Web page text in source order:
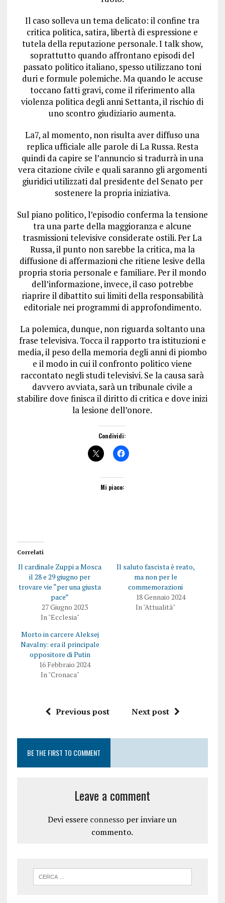
Il caso solleva un tema delicato: il confine tra
critica politica, satira, libertà di espressione e
tutela della reputazione personale. I talk show,
soprattutto quando affrontano episodi del
passato politico italiano, spesso utilizzano toni
duri e formule polemiche. Ma quando le accuse
toccano fatti gravi, come il riferimento alla
violenza politica degli anni Settanta, il rischio di
uno scontro giudiziario aumenta.
La7, al momento, non risulta aver diffuso una
replica ufficiale alle parole di La Russa. Resta
quindi da capire se l’annuncio si tradurrà in una
vera citazione civile e quali saranno gli argomenti
giuridici utilizzati dal presidente del Senato per
sostenere la propria iniziativa.
Sul piano politico, l’episodio conferma la tensione
tra una parte della maggioranza e alcune
trasmissioni televisive considerate ostili. Per La
Russa, il punto non sarebbe la critica, ma la
diffusione di affermazioni che ritiene lesive della
propria storia personale e familiare. Per il mondo
dell’informazione, invece, il caso potrebbe
riaprire il dibattito sui limiti della responsabilità
editoriale nei programmi di approfondimento.
La polemica, dunque, non riguarda soltanto una
frase televisiva. Tocca il rapporto tra istituzioni e
media, il peso della memoria degli anni di piombo
e il modo in cui il confronto politico viene
raccontato negli studi televisivi. Se la causa sarà
davvero avviata, sarà un tribunale civile a
stabilire dove finisca il diritto di critica e dove inizi
la lesione dell’onore.
Condividi:
Mi piace:
Correlati
Il cardinale Zuppi a Mosca
il 28 e 29 giugno per
trovare vie “per una giusta
pace”
27 Giugno 2023
In "Ecclesia"
Il saluto fascista è reato,
ma non per le
commemorazioni
18 Gennaio 2024
In "Attualità"
Morto in carcere Aleksej
Navalny: era il principale
oppositore di Putin
16 Febbraio 2024
In "Cronaca"
Previous post Next post
BE THE FIRST TO COMMENT
Leave a comment
Devi essere connesso per inviare un
commento.